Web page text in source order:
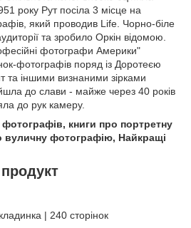
року Рут посіла 3 місце на
який проводив Life. Чорно-біле
та зробило Оркін відомою.
фотографи Америки"
фотографів поряд із Доротеєю
та іншими визнаними зірками
до слави - майже через 40 років
до рук камеру.
книги про портретну
вуличну фотографію, Найкращі
| 240 сторінок